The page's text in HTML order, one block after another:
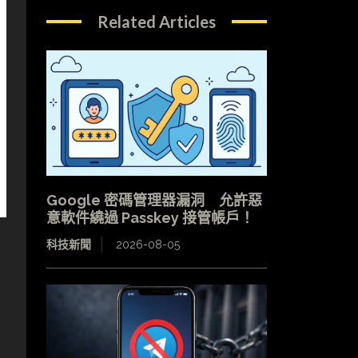
Related Articles
Google 密碼管理器漏洞 允許惡
意軟件繞過 Passkey 接管帳戶！
科技新聞 2026-08-05